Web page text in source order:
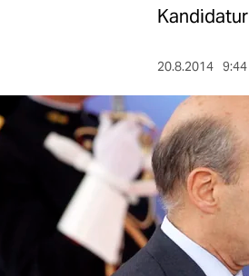
berlin
wahrheit
20.8.2014